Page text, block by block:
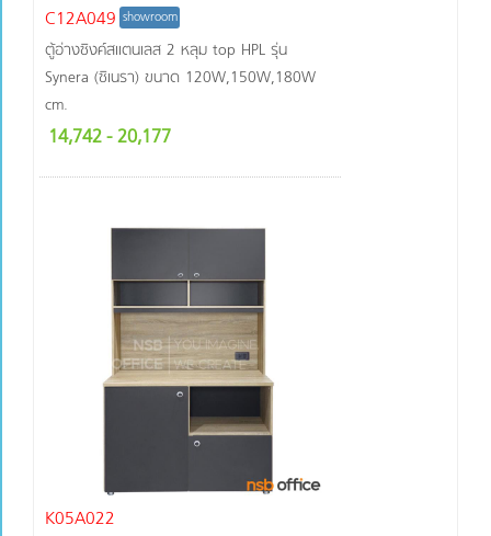
C12A049 showroom
ตู้อ่างซิงค์สแตนเลส 2 หลุม top HPL รุ่น
Synera (ซิเนรา) ขนาด 120W,150W,180W
cm.
14,742- 20,177
K05A022